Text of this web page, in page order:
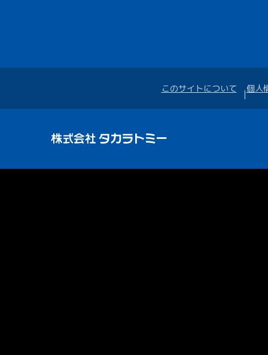
このサイトについて 個人